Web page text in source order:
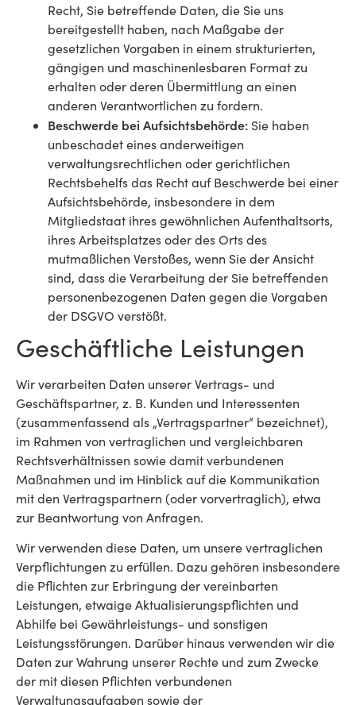
Recht, Sie betreffende Daten, die Sie uns
bereitgestellt haben, nach Maßgabe der
gesetzlichen Vorgaben in einem strukturierten,
gängigen und maschinenlesbaren Format zu
erhalten oder deren Übermittlung an einen
anderen Verantwortlichen zu fordern.
Beschwerde bei Aufsichtsbehörde: Sie haben
unbeschadet eines anderweitigen
verwaltungsrechtlichen oder gerichtlichen
Rechtsbehelfs das Recht auf Beschwerde bei einer
Aufsichtsbehörde, insbesondere in dem
Mitgliedstaat ihres gewöhnlichen Aufenthaltsorts,
ihres Arbeitsplatzes oder des Orts des
mutmaßlichen Verstoßes, wenn Sie der Ansicht
sind, dass die Verarbeitung der Sie betreffenden
personenbezogenen Daten gegen die Vorgaben
der DSGVO verstößt.
Geschäftliche Leistungen
Wir verarbeiten Daten unserer Vertrags- und
Geschäftspartner, z. B. Kunden und Interessenten
(zusammenfassend als „Vertragspartner“ bezeichnet),
im Rahmen von vertraglichen und vergleichbaren
Rechtsverhältnissen sowie damit verbundenen
Maßnahmen und im Hinblick auf die Kommunikation
mit den Vertragspartnern (oder vorvertraglich), etwa
zur Beantwortung von Anfragen.
Wir verwenden diese Daten, um unsere vertraglichen
Verpflichtungen zu erfüllen. Dazu gehören insbesondere
die Pflichten zur Erbringung der vereinbarten
Leistungen, etwaige Aktualisierungspflichten und
Abhilfe bei Gewährleistungs- und sonstigen
Leistungsstörungen. Darüber hinaus verwenden wir die
Daten zur Wahrung unserer Rechte und zum Zwecke
der mit diesen Pflichten verbundenen
Verwaltungsaufgaben sowie der